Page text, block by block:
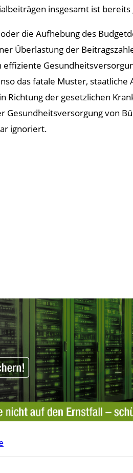
insgesamt ist
die Aufhebung des
Überlastung der
das fatale Muster,
Richtung der gesetzlichen
Gesundheitsversorgung von
ignoriert.